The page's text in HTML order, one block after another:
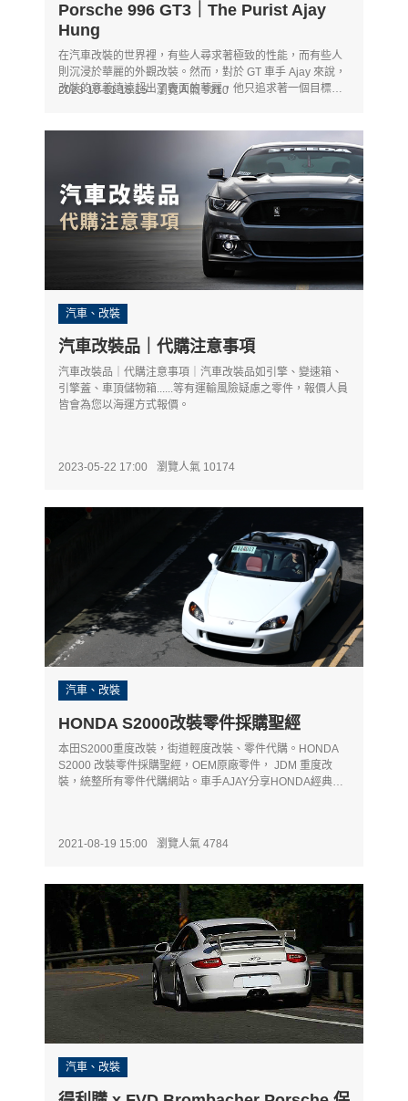
Porsche 996 GT3｜The Purist Ajay
Hung
在汽車改裝的世界裡，有些人尋求著極致的性能，而有些人
則沉浸於華麗的外觀改裝。然而，對於 GT 車手 Ajay 來說，
改裝的意義遠遠超出了表面的華麗，他只追求著一個目標：
2023-10-11 15:15 瀏覽人氣 5310
汽車、改裝
汽車改裝品｜代購注意事項
汽車改裝品｜代購注意事項｜汽車改裝品如引擎、變速箱、
引擎蓋、車頂儲物箱......等有運輸風險疑慮之零件，報價人員
皆會為您以海運方式報價。
2023-05-22 17:00 瀏覽人氣 10174
汽車、改裝
HONDA S2000改裝零件採購聖經
本田S2000重度改裝，街道輕度改裝、零件代購。HONDA
S2000 改裝零件採購聖經，OEM原廠零件， JDM 重度改
裝，統整所有零件代購網站。車手AJAY分享HONDA經典
2021-08-19 15:00 瀏覽人氣 4784
汽車、改裝